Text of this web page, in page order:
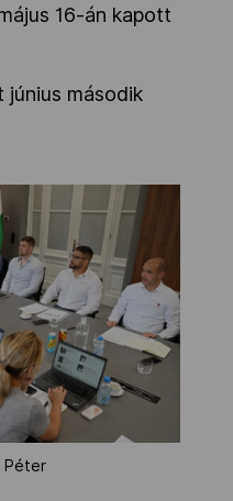
16-án kapott
második
Péter